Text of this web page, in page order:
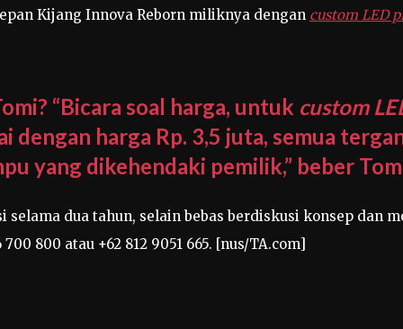
Kijang Innova Reborn miliknya dengan custom LED
“Bicara soal harga, untuk custom
dengan harga Rp. 3,5 juta, semua
yang dikehendaki pemilik,” beber
dua tahun, selain bebas berdiskusi konsep dan
800 atau +62 812 9051 665. [nus/TA.com]